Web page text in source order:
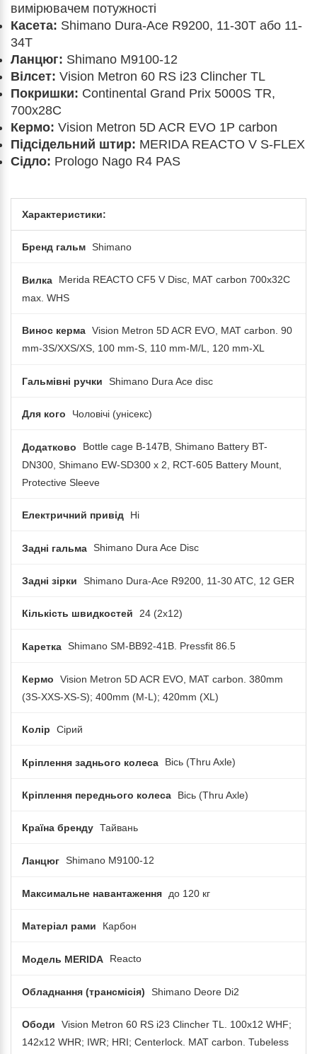
вимірювачем потужності
Касета: Shimano Dura-Ace R9200, 11-30T або 11-
34T
Ланцюг: Shimano M9100-12
Вілсет: Vision Metron 60 RS i23 Clincher TL
Покришки: Continental Grand Prix 5000S TR,
700x28C
Кермо: Vision Metron 5D ACR EVO 1P carbon
Підсідельний штир: MERIDA REACTO V S-FLEX
Сідло: Prologo Nago R4 PAS
Характеристики:
Бренд гальм Shimano
Вилка
Merida REACTO CF5 V Disc, MAT carbon 700x32C
max. WHS
Винос керма Vision Metron 5D ACR EVO, MAT carbon. 90
mm-3S/XXS/XS, 100 mm-S, 110 mm-M/L, 120 mm-XL
Гальмівні ручки Shimano Dura Ace disc
Для кого Чоловічі (унісекс)
Додатково
Bottle cage B-147B, Shimano Battery BT-
DN300, Shimano EW-SD300 x 2, RCT-605 Battery Mount,
Protective Sleeve
Електричний привід Ні
Задні гальма Shimano Dura Ace Disc
Задні зірки Shimano Dura-Ace R9200, 11-30 ATC, 12 GER
Кількість швидкостей 24 (2x12)
Каретка Shimano SM-BB92-41B. Pressfit 86.5
Кермо
Vision Metron 5D ACR EVO, MAT carbon. 380mm
(3S-XXS-XS-S); 400mm (M-L); 420mm (XL)
Колір Сірий
Кріплення заднього колеса Вісь (Thru Axle)
Кріплення переднього колеса Вісь (Thru Axle)
Країна бренду Тайвань
Ланцюг Shimano M9100-12
Максимальне навантаження до 120 кг
Матеріал рами Карбон
Модель MERIDA Reacto
Обладнання (трансмісія) Shimano Deore Di2
Ободи
Vision Metron 60 RS i23 Clincher TL. 100x12 WHF;
142x12 WHR; IWR; HRI; Centerlock. MAT carbon. Tubeless